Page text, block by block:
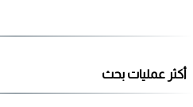
أكثر عمليات بحث